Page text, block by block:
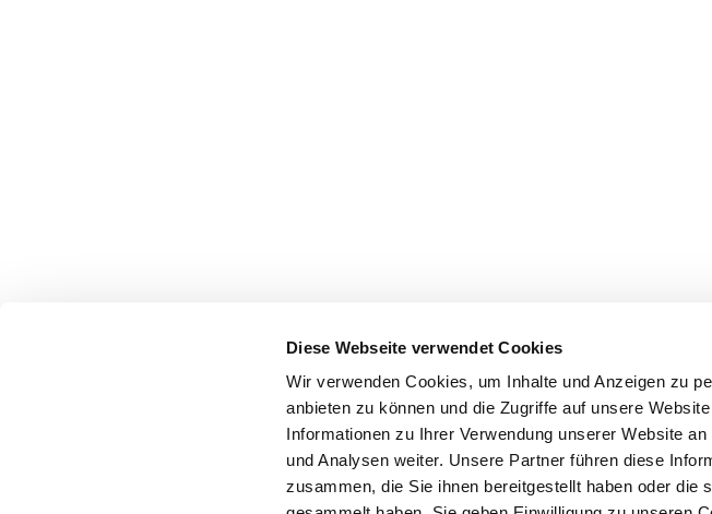
Diese Webseite verwendet Cookies
Wir verwenden Cookies, um Inhalte und Anzeigen zu
anbieten zu können und die Zugriffe auf unsere
Informationen zu Ihrer Verwendung unserer Website
und Analysen weiter. Unsere Partner führen diese
zusammen, die Sie ihnen bereitgestellt haben oder die